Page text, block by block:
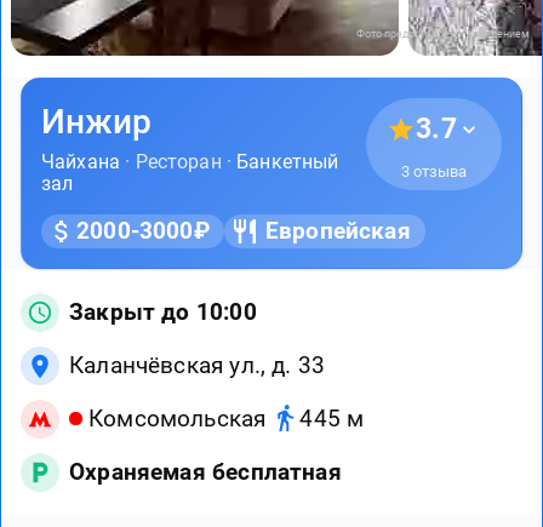
Фото предоставлены заведением
Инжир
Чайхана · Ресторан · Банкетный
зал
3.7
3 отзыва
2000-3000₽ Европейская
Закрыт до 10:00
Каланчёвская ул., д. 33
Комсомольская
445 м
Охраняемая бесплатная